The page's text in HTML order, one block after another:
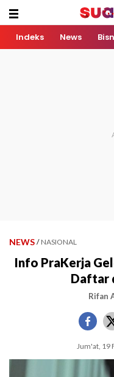
Indeks News
NEWS / NASIONAL
Info PraKerja
Daftar
Rifan
Jum'at, 19